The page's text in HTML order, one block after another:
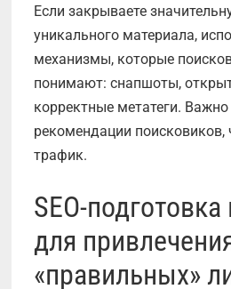
Если закрываете
уникального материала,
механизмы, которые
понимают: снапшоты,
корректные метатеги.
рекомендации поисковиков,
трафик.
SEO-подготовка
для
«правильных»